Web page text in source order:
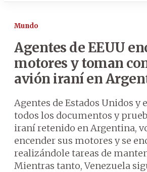
Mundo
Agentes de EEUU
motores y toman
avión iraní en
Agentes de Estados Unidos y
todos los documentos y
iraní retenido en Argentina,
encender sus motores y se
realizándole tareas de
Mientras tanto, Venezuela